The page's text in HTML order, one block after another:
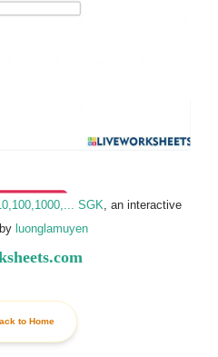
SGK , an interactive
luonglamuyen
to Home